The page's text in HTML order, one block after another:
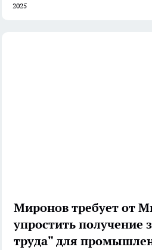
2025
Миронов требует от
упростить получение
труда" для